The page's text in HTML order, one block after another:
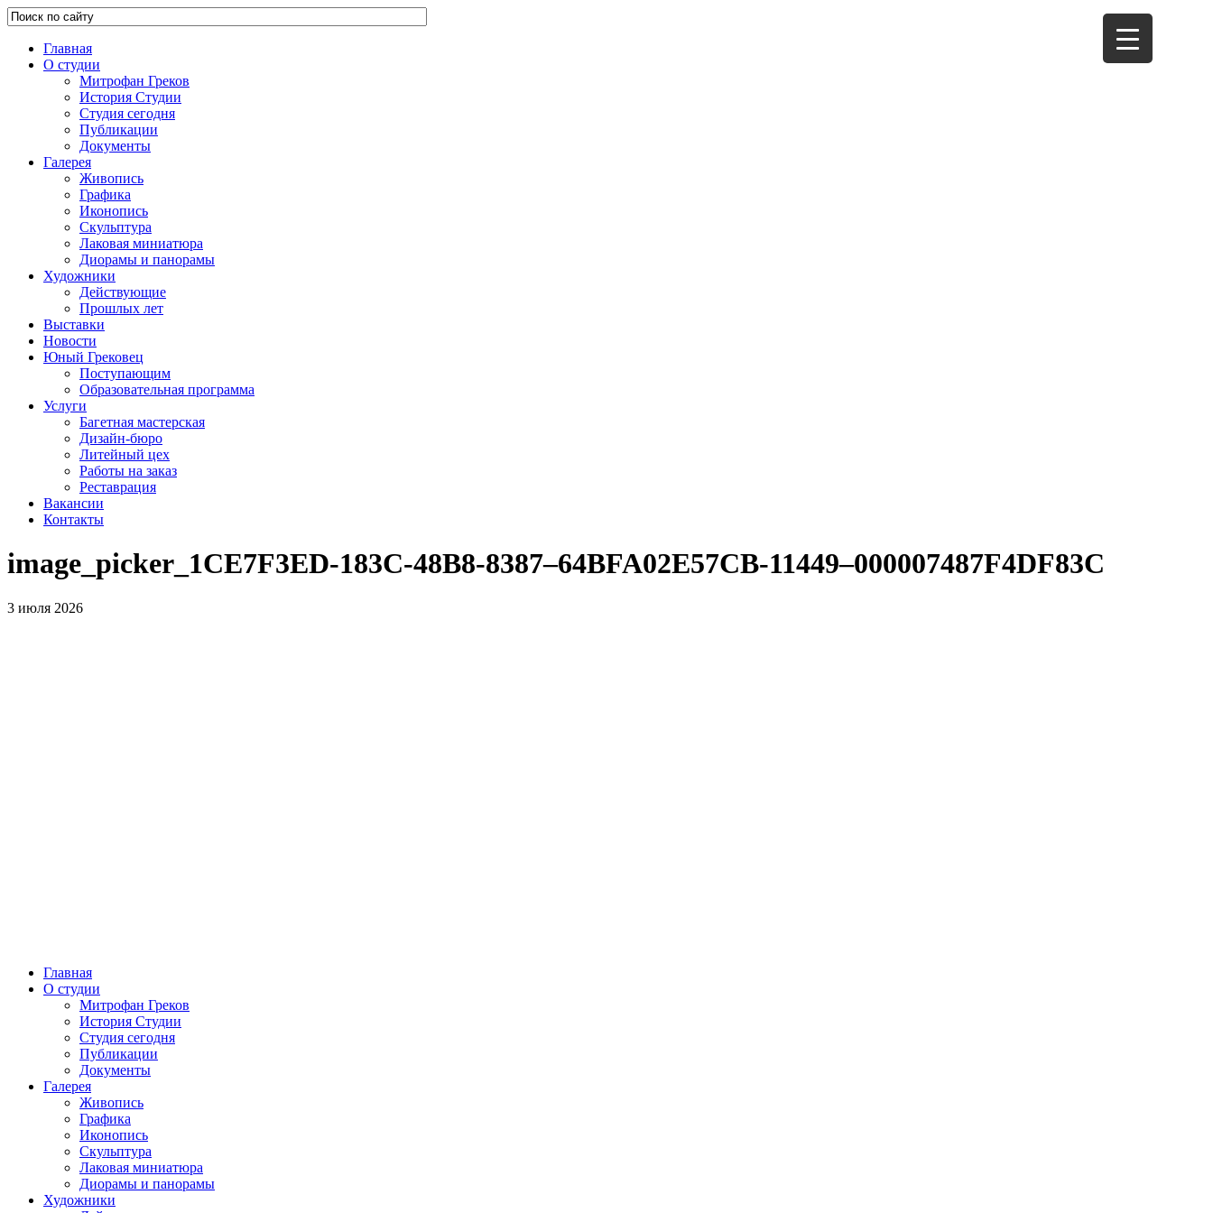
Главная
О студии
Митрофан Греков
История Студии
Студия сегодня
Публикации
Документы
Галерея
Живопись
Графика
Иконопись
Скульптура
Лаковая миниатюра
Диорамы и панорамы
Художники
Действующие
Прошлых лет
Выставки
Новости
Юный Грековец
Поступающим
Образовательная программа
Услуги
Багетная мастерская
Дизайн-бюро
Литейный цех
Работы на заказ
Реставрация
Вакансии
Контакты
image_picker_1CE7F3ED-183C-48B8-8387–64BFA02E57CB-11449–000007487F4DF83C
3 июля 2026
Главная
О студии
Митрофан Греков
История Студии
Студия сегодня
Публикации
Документы
Галерея
Живопись
Графика
Иконопись
Скульптура
Лаковая миниатюра
Диорамы и панорамы
Художники